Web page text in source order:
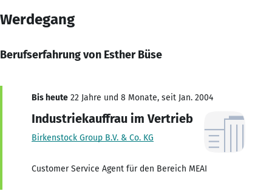
Werdegang
Berufserfahrung von Esther Büse
Bis heute 22 Jahre und 8 Monate, seit Jan. 2004
Industriekauffrau im Vertrieb
Birkenstock Group B.V. & Co. KG
Customer Service Agent für den Bereich MEAI